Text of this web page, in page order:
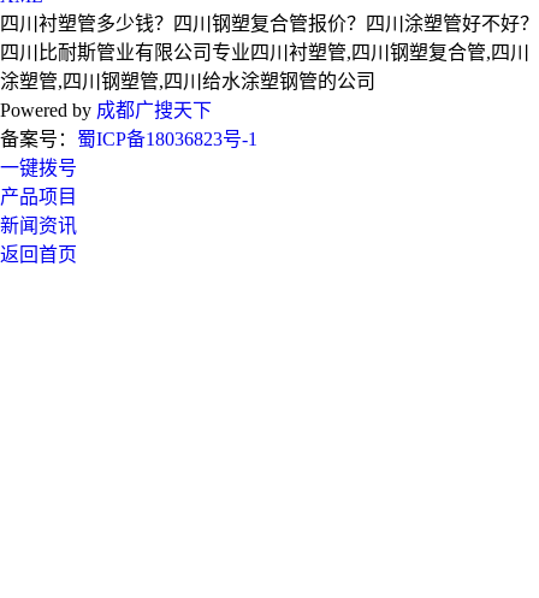
四川衬塑管多少钱？四川钢塑复合管报价？四川涂塑管好不好？
四川比耐斯管业有限公司专业四川衬塑管,四川钢塑复合管,四川
涂塑管,四川钢塑管,四川给水涂塑钢管的公司
Powered by 成都广搜天下
备案号： 蜀ICP备18036823号-1
一键拨号
产品项目
新闻资讯
返回首页